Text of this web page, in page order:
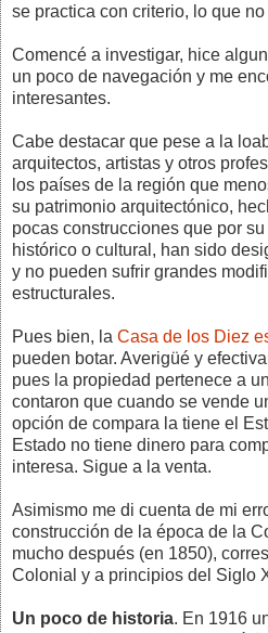
se practica con criterio, lo que
Comencé a investigar, hice
un poco de navegación y me
interesantes.
Cabe destacar que pese a la
arquitectos, artistas y otros
los países de la región que
su patrimonio arquitectónico,
pocas construcciones que por
histórico o cultural, han sido
y no pueden sufrir grandes
estructurales.
Pues bien, la Casa de los Diez
pueden botar. Averigüé y
pues la propiedad pertenece a
contaron que cuando se vende
opción de compara la tiene el
Estado no tiene dinero para
interesa. Sigue a la venta.
Asimismo me di cuenta de mi
construcción de la época de la
mucho después (en 1850),
Colonial y a principios del Siglo
Un poco de historia. En 1916